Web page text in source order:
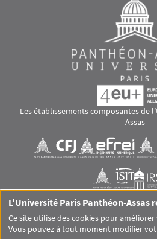
Les établissements composantes de
Assas
Visuel svgVisuel svg
Visuel svg
RS footer
L'Université Paris Panthéon-Assas
Ce site utilise des cookies pour
Vous pouvez à tout moment modifier